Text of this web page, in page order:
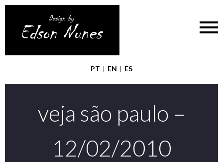
PT | EN | ES
veja são paulo –
12/02/2010